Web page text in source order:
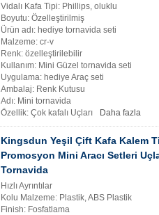
Vidalı Kafa Tipi: Phillips, oluklu
Boyutu: Özelleştirilmiş
Ürün adı: hediye tornavida seti
Malzeme: cr-v
Renk: özelleştirilebilir
Kullanım: Mini Güzel tornavida seti
Uygulama: hediye Araç seti
Ambalaj: Renk Kutusu
Adı: Mini tornavida
Özellik: Çok kafalı Uçları
Daha fazla
Kingsdun Yeşil Çift Kafa Kalem
Promosyon Mini Aracı Setleri
Tornavida
Hızlı Ayrıntılar
Kolu Malzeme: Plastik, ABS Plastik
Finish: Fosfatlama